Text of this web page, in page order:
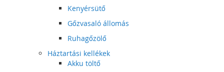
Kenyérsütő
Gőzvasaló állomás
Ruhagőzölő
Háztartási kellékek
Akku töltő